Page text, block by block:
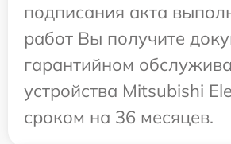
подписания акта
работ Вы получите
гарантийном
устройства Mitsubishi
сроком на 36 месяцев.